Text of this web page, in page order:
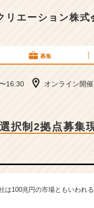
リエーション株式
募集
16:30 オンライン開催
択制2拠点募集
は100兆円の市場ともいわれ